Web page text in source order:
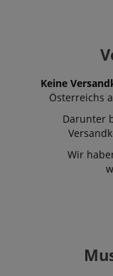
Keine
Österreichs
Darunter
Wir